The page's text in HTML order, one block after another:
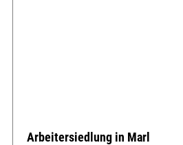
Arbeitersiedlung in Marl